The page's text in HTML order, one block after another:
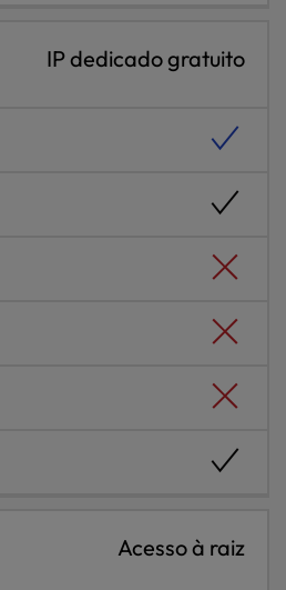
IP dedicado gratuito
Acesso à raiz